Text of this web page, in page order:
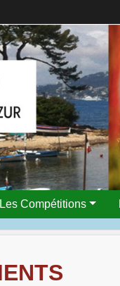
Les Compétitions